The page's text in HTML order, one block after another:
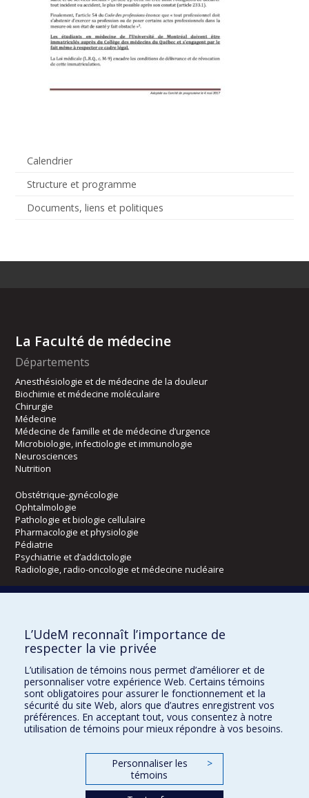
Calendrier
Structure et programme
Documents, liens et politiques
La Faculté de médecine
Départements
Anesthésiologie et de médecine de la douleur
Biochimie et médecine moléculaire
Chirurgie
Médecine
Médecine de famille et de médecine d’urgence
Microbiologie, infectiologie et immunologie
Neurosciences
Nutrition
Obstétrique-gynécologie
Ophtalmologie
Pathologie et biologie cellulaire
Pharmacologie et physiologie
Pédiatrie
Psychiatrie et d’addictologie
Radiologie, radio-oncologie et médecine nucléaire
Kinésiologie et des sciences de l’activité physique
Orthophonie et audiologie
Directions
DPC
CPASS
L’UdeM reconnaît l’importance de
respecter la vie privée
L’utilisation de témoins nous permet d’améliorer et de
personnaliser votre expérience Web. Certains témoins
sont obligatoires pour assurer le fonctionnement et la
sécurité du site Web, alors que d’autres enregistrent vos
préférences. En acceptant tout, vous consentez à notre
utilisation de témoins pour mieux répondre à vos besoins.
Personnaliser les
témoins
>